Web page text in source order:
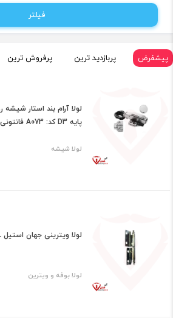
فیلتر
پیشفرض پربازدید ترین پرفروش ترین
پایه D3 کد: A073 فانتونی FANTONI
لولا شیشه
لولا ویترینی جهان استیل JAHAN STEEL (عمده)
لولا بوفه و ویترین